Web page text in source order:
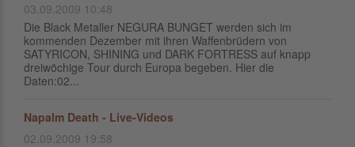
03.09.2009 10:48
Die Black Metaller NEGURA BUNGET werden sich im
kommenden Dezember mit ihren Waffenbrüdern von
SATYRICON, SHINING und DARK FORTRESS auf knapp
dreiwöchige Tour durch Europa begeben. Hier die
Daten:02...
Napalm Death - Live-Videos
02.09.2009 19:58